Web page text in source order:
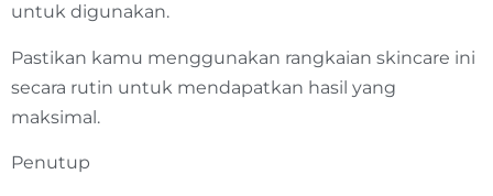
untuk digunakan.
Pastikan kamu menggunakan rangkaian skincare ini
secara rutin untuk mendapatkan hasil yang
maksimal.
Penutup